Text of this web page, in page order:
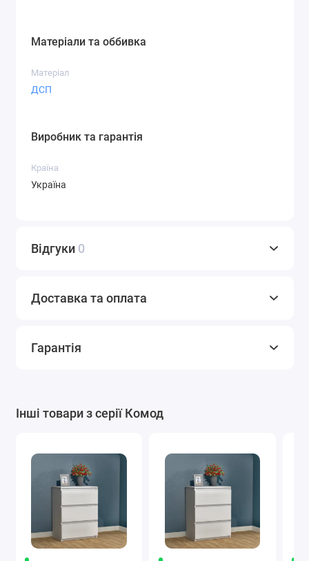
Матеріали та оббивка
Матеріал
ДСП
Виробник та гарантія
Країна
Україна
Відгуки 0
Доставка та оплата
Гарантія
Інші товари з серії Комод